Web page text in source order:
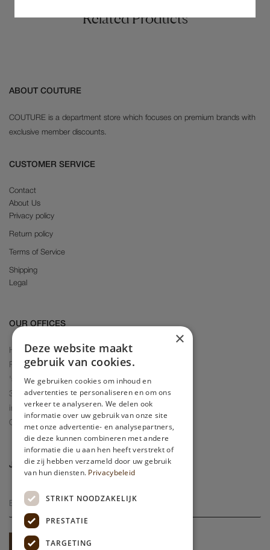
Related Products
ABOUT COUTURE
COUTURE is a department store which focuses on premium brands with
exclusive member discounts.
CUSTOMER SERVICE
Contact
About Us
Privacy policy
Return policy
Terms of Service
Shipping
Legal
OUR OFFICES
Headquarters
Rotterdam Office
's-Gravendijkwal 58
3014 EE Rotterdam
info@couturedepartment.com
Opening hours: Mo - Sun 09:00 - 17:00
JOIN OUR COMMUNITY
SUBSCRIBE
×
Deze website maakt
gebruik van cookies.
We gebruiken cookies om inhoud en
advertenties te personaliseren en om ons
verkeer te analyseren. We delen ook
informatie over uw gebruik van onze site
met onze advertentie- en analysepartners,
die deze kunnen combineren met andere
informatie die u aan hen heeft verstrekt of
die zij hebben verzameld door uw gebruik
van hun diensten. Privacybeleid
STRIKT NOODZAKELIJK
PRESTATIE
TARGETING